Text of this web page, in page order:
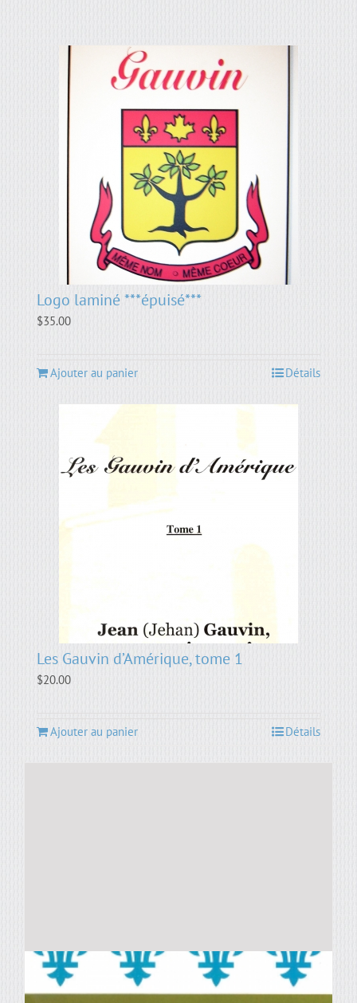
Logo laminé ***épuisé***
$35.00
Ajouter au panier Détails
Les Gauvin d’Amérique, tome 1
$20.00
Ajouter au panier Détails